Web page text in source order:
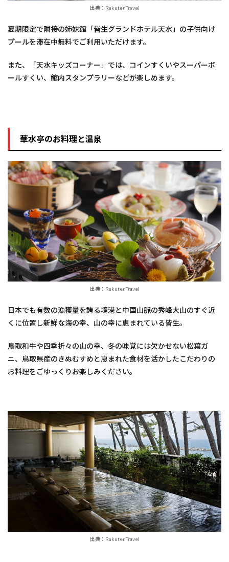
出典：RakutenTravel
夏期限定で隣接の姉妹館「皆生グランドホテル天水」の子供向け
プールを滞在中無料でご利用いただけます。
また、「天水キッズコーナー」では、コインすくいやスーパーボ
ールすくい、館内スタンプラリーなどが楽しめます。
華水亭のお料理と温泉
出典：RakutenTravel
日本でも有数の漁獲量を誇る境港と中国山脈の秀峰大山のすぐ近
くに位置し新鮮な海の幸、山の幸に恵まれている皆生。
鳥取和牛や四季折々の山の幸、冬の味覚には欠かせない松葉ガ
ニ、鳥取県産のきぬむすめと恵まれた食材を活かしたこだわりの
お料理をごゆっくりお楽しみください。
出典：RakutenTravel